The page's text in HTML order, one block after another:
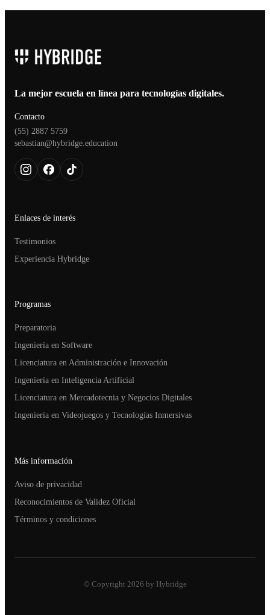
La mejor escuela en línea para tecnologías digitales.
Contacto
(55) 2887 5759
sebastian@hybridge.education
Enlaces de interés
Testimonios
Experiencia Hybridge
Programas
Preparatoria
Ingeniería en Software
Licenciatura en Administración e Innovación
Ingeniería en Inteligencia Artificial
Licenciatura en Mercadotecnia y Negocios Digitales
Ingeniería en Videojuegos y Tecnologías Inmersivas
Más información
Aviso de privacidad
Reconocimientos de Validez Oficial
Términos y condiciones
© Copyright 2026 by Hybridge